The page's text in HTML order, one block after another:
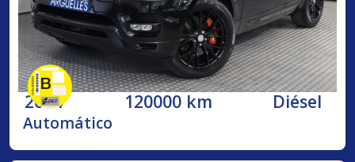
2014 120000 km Diésel
Automático